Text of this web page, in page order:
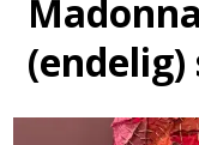
(endelig)